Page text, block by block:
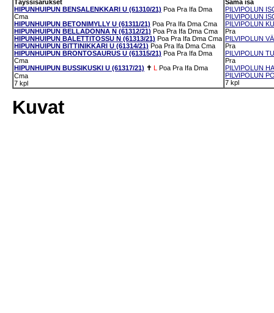
Täyssisarukset
HIPUNHUIPUN BENSALENKKARI U (61310/21) Poa Pra Ifa Dma
Cma
HIPUNHUIPUN BETONIMYLLY U (61311/21) Poa Pra Ifa Dma Cma
HIPUNHUIPUN BELLADONNA N (61312/21) Poa Pra Ifa Dma Cma
HIPUNHUIPUN BALETTITOSSU N (61313/21) Poa Pra Ifa Dma Cma
HIPUNHUIPUN BITTINIKKARI U (61314/21) Poa Pra Ifa Dma Cma
HIPUNHUIPUN BRONTOSAURUS U (61315/21) Poa Pra Ifa Dma
Cma
HIPUNHUIPUN BUSSIKUSKI U (61317/21) ✝ L Poa Pra Ifa Dma
Cma
7 kpl
Sama isä
PILVIPOLUN
PILVIPOLUN
PILVIPOLUN
Pra
PILVIPOLUN
Pra
PILVIPOLUN
Pra
PILVIPOLUN
PILVIPOLUN
7 kpl
Kuvat